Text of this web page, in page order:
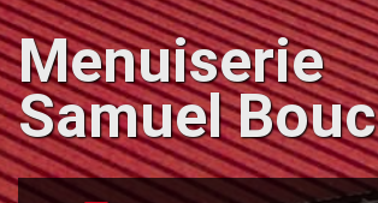
Menuiserie
Samuel